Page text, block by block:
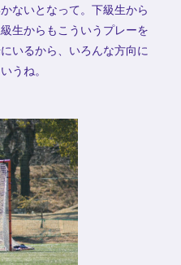
ないとなって。下級生から
生からもこういうプレーを
いるから、いろんな方向に
うね。